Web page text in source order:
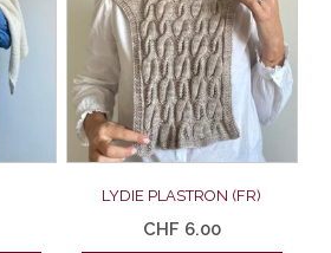
LYDIE PLASTRON (FR)
CHF 6.00